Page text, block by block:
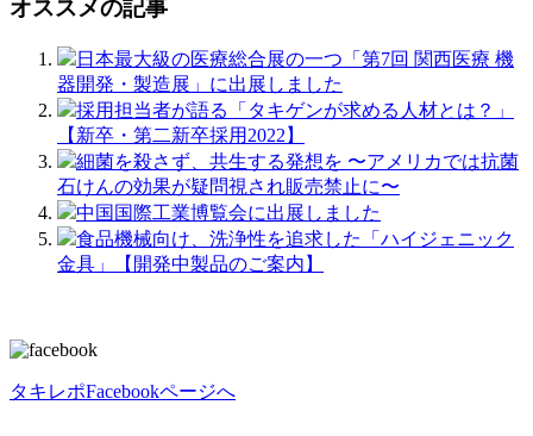
オススメの記事
日本最大級の医療総合展の一つ「第7回 関西医療 機
器開発・製造展」に出展しました
採用担当者が語る「タキゲンが求める人材とは？」
【新卒・第二新卒採用2022】
細菌を殺さず、共生する発想を 〜アメリカでは抗菌
石けんの効果が疑問視され販売禁止に〜
中国国際工業博覧会に出展しました
食品機械向け、洗浄性を追求した「ハイジェニック
金具」【開発中製品のご案内】
タキレポFacebookページへ